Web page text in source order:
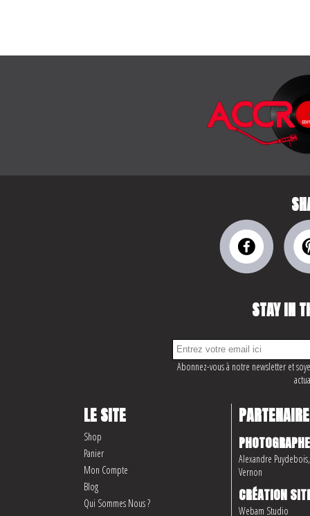
STAY IN
Abonnez-vous à notre newsletter et
LE SITE
Shop
Panier
Mon Compte
Blog
Qui Sommes Nous ?
PHOTOGRAPHE
Alexandre
Vernon
CRÉATION
Webam Studio